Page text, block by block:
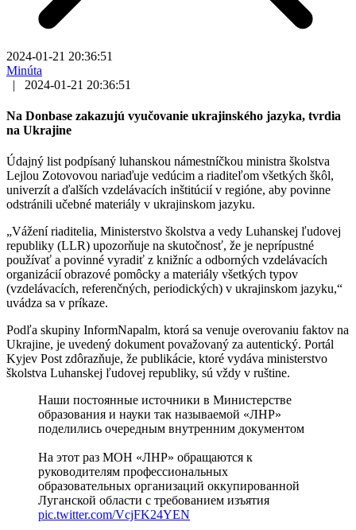
2024-01-21 20:36:51
Minúta
|
2024-01-21 20:36:51
Na Donbase zakazujú vyučovanie ukrajinského jazyka, tvrdia
na Ukrajine
Údajný list podpísaný luhanskou námestníčkou ministra školstva
Lejlou Zotovovou nariaďuje vedúcim a riaditeľom všetkých škôl,
univerzít a ďalších vzdelávacích inštitúcií v regióne, aby povinne
odstránili učebné materiály v ukrajinskom jazyku.
„Vážení riaditelia, Ministerstvo školstva a vedy Luhanskej ľudovej
republiky (LLR) upozorňuje na skutočnosť, že je neprípustné
používať a povinné vyradiť z knižníc a odborných vzdelávacích
organizácií obrazové pomôcky a materiály všetkých typov
(vzdelávacích, referenčných, periodických) v ukrajinskom jazyku,“
uvádza sa v príkaze.
Podľa skupiny InformNapalm, ktorá sa venuje overovaniu faktov na
Ukrajine, je uvedený dokument považovaný za autentický. Portál
Kyjev Post zdôrazňuje, že publikácie, ktoré vydáva ministerstvo
školstva Luhanskej ľudovej republiky, sú vždy v ruštine.
Наши постоянные источники в Министерстве
образования и науки так называемой «ЛНР»
поделились очередным внутренним документом
На этот раз МОН «ЛНР» обращаются к
руководителям профессиональных
образовательных организаций оккупированной
Луганской области с требованием изъятия
pic.twitter.com/VcjFK24YEN